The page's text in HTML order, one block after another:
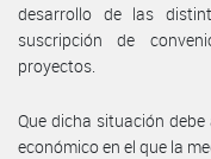
desarrollo de las
suscripción de
proyectos.
Que dicha situación
económico en el que la